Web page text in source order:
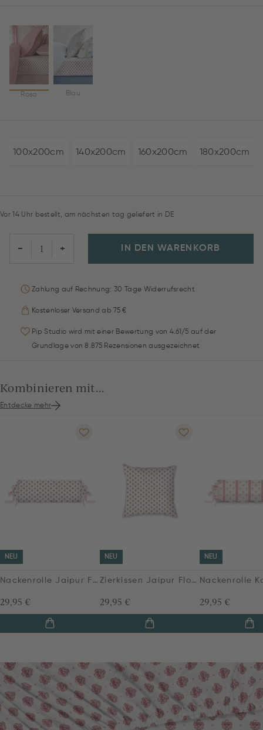
Rosa Blau
100x200cm 140x200cm 160x200cm 180x200cm
Vor 14 Uhr bestellt, am nächsten tag geliefert in DE
− + IN DEN WARENKORB
Zahlung auf Rechnung: 30 Tage Widerrufsrecht
Kostenloser Versand ab 75 €
Pip Studio wird mit einer Bewertung von 4.61/5 auf der
Grundlage von 8.875 Rezensionen ausgezeichnet
Kombinieren mit...
Entdecke mehr
NEU
Nackenrolle Jaipur Flower Hellrosa
29,95 €
NEU
Zierkissen Jaipur Flower Hellrosa
29,95 €
NEU
29,95 €